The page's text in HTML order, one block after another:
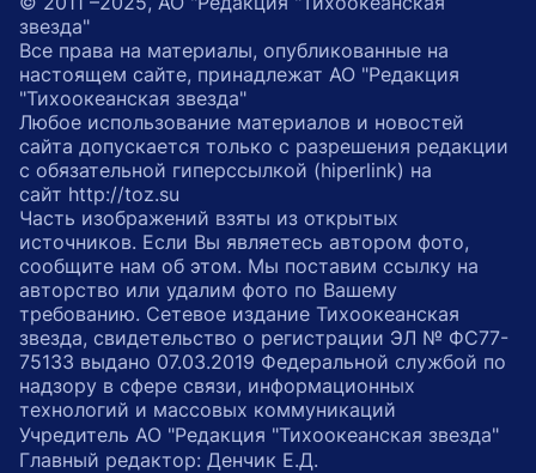
звезда"
Все права на материалы, опубликованные на
настоящем сайте, принадлежат АО "Редакция
"Тихоокеанская звезда"
Любое использование материалов и новостей
сайта допускается только с разрешения редакции
с обязательной гиперссылкой (hiperlink) на
сайт http://toz.su
Часть изображений взяты из открытых
источников. Если Вы являетесь автором фото,
сообщите нам об этом. Мы поставим ссылку на
авторство или удалим фото по Вашему
требованию. Сетевое издание Тихоокеанская
звезда, свидетельство о регистрации ЭЛ № ФС77-
75133 выдано 07.03.2019 Федеральной службой по
надзору в сфере связи, информационных
технологий и массовых коммуникаций
Учредитель АО "Редакция "Тихоокеанская звезда"
Главный редактор: Денчик Е.Д.